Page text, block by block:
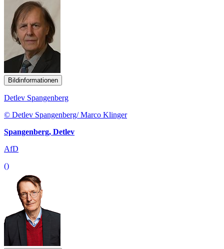
Bildinformationen
Detlev Spangenberg
© Detlev Spangenberg/ Marco Klinger
Spangenberg, Detlev
AfD
()